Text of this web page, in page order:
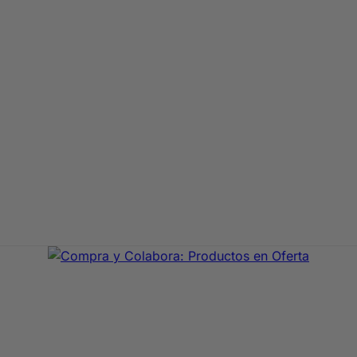
de primeras marcas. En Compra y Colabora